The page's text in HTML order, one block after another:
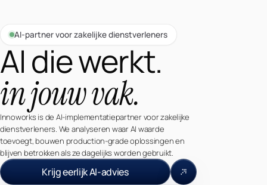
AI-partner voor zakelijke dienstverleners
AI die werkt.
in jouw vak.
Innoworks is de AI-implementatiepartner voor zakelijke
dienstverleners. We analyseren waar AI waarde
toevoegt, bouwen production-grade oplossingen en
blijven betrokken als ze dagelijks worden gebruikt.
Krijg eerlijk AI-advies